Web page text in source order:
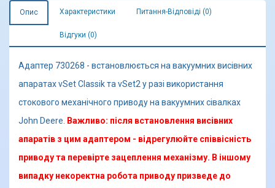
Опис Характеристики Питання-Відповіді (0)
Відгуки (0)
Адаптер 730268 - встановлюється на вакуумних висівних
апаратах vSet Classik та vSet2 у разі використання
стокового механічного приводу на вакуумних сівалках
John Deere.
Важливо: після встановлення висівних
апаратів з цим адаптером - відрегулюйте співвісність
приводу та перевірте зацеплення механізму. В іншому
випадку некоректна робота приводу призведе до